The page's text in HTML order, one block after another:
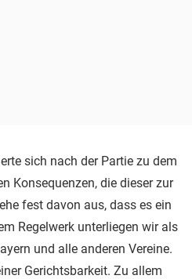
sich nach der Partie zu dem
Konsequenzen, die dieser zur
fest davon aus, dass es ein
Regelwerk unterliegen wir als
und alle anderen Vereine.
Gerichtsbarkeit. Zu allem